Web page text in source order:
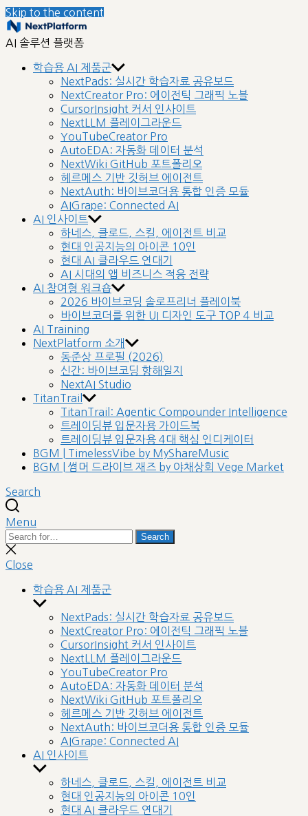
Skip to the content
AI 솔루션 플랫폼
학습용 AI 제품군
NextPads: 실시간 학습자료 공유보드
NextCreator Pro: 에이전틱 그래픽 노블
CursorInsight 커서 인사이트
NextLLM 플레이그라운드
YouTubeCreator Pro
AutoEDA: 자동화 데이터 분석
NextWiki GitHub 포트폴리오
헤르메스 기반 깃허브 에이전트
NextAuth: 바이브코더용 통합 인증 모듈
AIGrape: Connected AI
AI 인사이트
하네스, 클로드, 스킬, 에이전트 비교
현대 인공지능의 아이콘 10인
현대 AI 클라우드 연대기
AI 시대의 앱 비즈니스 적응 전략
AI 참여형 워크숍
2026 바이브코딩 솔로프리너 플레이북
바이브코더를 위한 UI 디자인 도구 TOP 4 비교
AI Training
NextPlatform 소개
동준상 프로필 (2026)
신간: 바이브코딩 항해일지
NextAI Studio
TitanTrail
TitanTrail: Agentic Compounder Intelligence
트레이딩뷰 입문자용 가이드북
트레이딩뷰 입문자용 4대 핵심 인디케이터
BGM | TimelessVibe by MyShareMusic
BGM | 썸머 드라이브 재즈 by 야채상회 Vege Market
Search
Menu
Search
for:
Search
Close
search
Close
학습용 AI 제품군
Show
sub
menu
NextPads: 실시간 학습자료 공유보드
NextCreator Pro: 에이전틱 그래픽 노블
CursorInsight 커서 인사이트
NextLLM 플레이그라운드
YouTubeCreator Pro
AutoEDA: 자동화 데이터 분석
NextWiki GitHub 포트폴리오
헤르메스 기반 깃허브 에이전트
NextAuth: 바이브코더용 통합 인증 모듈
AIGrape: Connected AI
AI 인사이트
Show
sub
menu
하네스, 클로드, 스킬, 에이전트 비교
현대 인공지능의 아이콘 10인
현대 AI 클라우드 연대기